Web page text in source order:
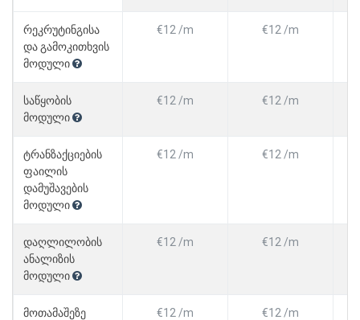
რეკრუტინგისა
და გამოკითხვის
მოდული
€12 /m €12 /m
საწყობის
მოდული
€12 /m €12 /m
ტრანზაქციების
ფაილის
დამუშავების
მოდული
€12 /m €12 /m
დაღლილობის
ანალიზის
მოდული
€12 /m €12 /m
მოთამაშეზე
€12 /m €12 /m